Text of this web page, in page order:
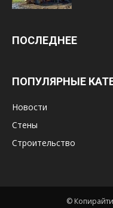
ПОСЛЕДНЕЕ
ПОПУЛЯРНЫЕ
Новости
Стены
Строительство
©